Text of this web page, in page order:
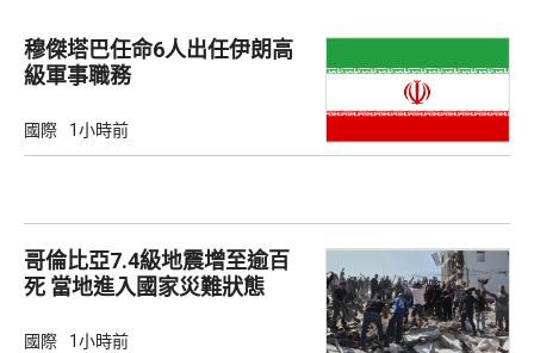
穆傑塔巴任命6人出任伊朗高
級軍事職務
國際 1小時前
哥倫比亞7.4級地震增至逾百
死 當地進入國家災難狀態
國際 1小時前